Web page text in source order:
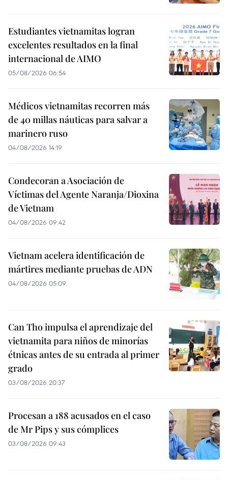
Estudiantes vietnamitas logran
excelentes resultados en la final
internacional de AIMO
05/08/2026 06:54
Médicos vietnamitas recorren más
de 40 millas náuticas para salvar a
marinero ruso
04/08/2026 14:19
Condecoran a Asociación de
Víctimas del Agente Naranja/Dioxina
de Vietnam
04/08/2026 09:42
Vietnam acelera identificación de
mártires mediante pruebas de ADN
04/08/2026 05:09
Can Tho impulsa el aprendizaje del
vietnamita para niños de minorías
étnicas antes de su entrada al primer
grado
03/08/2026 20:37
Procesan a 188 acusados en el caso
de Mr Pips y sus cómplices
03/08/2026 09:43